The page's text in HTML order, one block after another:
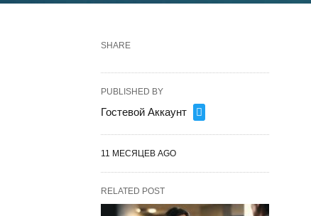
SHARE
PUBLISHED BY
Гостевой Аккаунт
11 МЕСЯЦЕВ AGO
RELATED POST